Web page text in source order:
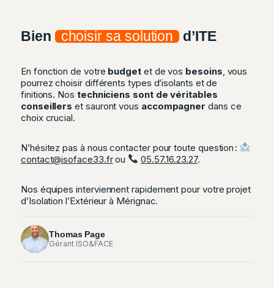
Thomas Page
Gérant ISO&FACE
Bien choisir sa solution d’ITE
En fonction de votre budget et de vos besoins , vous
pourrez choisir différents types d’isolants et de
finitions. Nos techniciens sont de véritables
conseillers et sauront vous accompagner dans ce
choix crucial.
N’hésitez pas à nous contacter pour toute question :
contact@isoface33.fr ou 05.57.16.23.27.
Nos équipes interviennent rapidement pour votre projet
d’Isolation l’Extérieur à Mérignac.